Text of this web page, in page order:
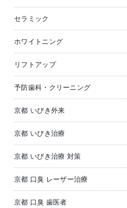
セラミック
ホワイトニング
リフトアップ
予防歯科・クリーニング
京都 いびき外来
京都 いびき治療
京都 いびき治療 対策
京都 口臭 レーザー治療
京都 口臭 歯医者